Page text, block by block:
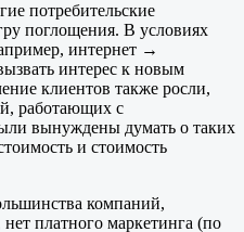
потребительские
поглощения. В условиях
интернет →
интерес к новым
клиентов также росли,
работающих с
вынуждены думать о таких
и стоимость
компаний,
платного маркетинга (по